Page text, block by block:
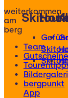
weiterkommen
am
berg
Team
Gutscheine
bergpunkt
App